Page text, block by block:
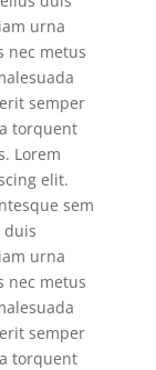
urna
nec metus
semper
torquent
Lorem
elit.
sem
duis
urna
nec metus
semper
torquent